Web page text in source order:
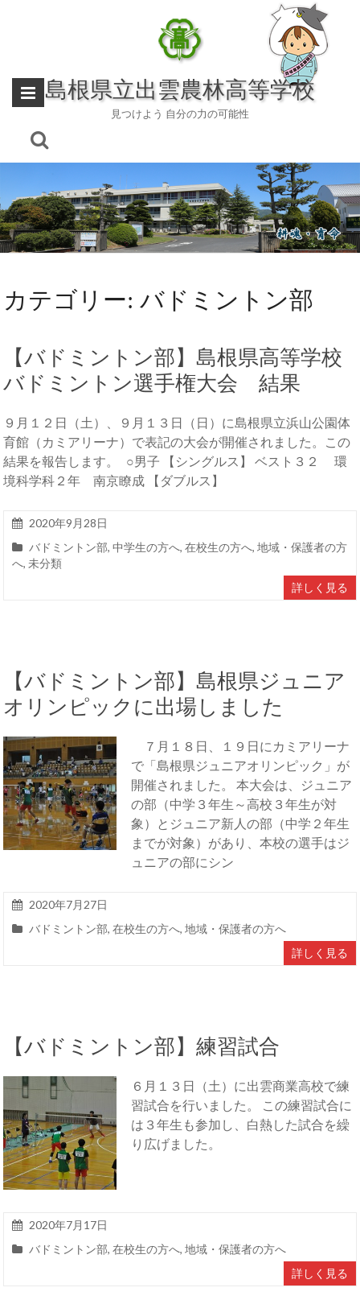
島根県立出雲農林高等学校
見つけよう 自分の力の可能性
カテゴリー:バドミントン部
【バドミントン部】島根県高等学校
バドミントン選手権大会 結果
９月１２日（土）、９月１３日（日）に島根県立浜山公園体
育館（カミアリーナ）で表記の大会が開催されました。この
結果を報告します。 ○男子 【シングルス】 ベスト３２ 環
境科学科２年 南京瞭成 【ダブルス】
2020年9月28日
バドミントン部,中学生の方へ,在校生の方へ,地域・保護者の方
へ, 未分類
詳しく見る
【バドミントン部】島根県ジュニア
オリンピックに出場しました
７月１８日、１９日にカミアリーナ
で「島根県ジュニアオリンピック」が
開催されました。 本大会は、ジュニア
の部（中学３年生～高校３年生が対
象）とジュニア新人の部（中学２年生
までが対象）があり、本校の選手はジ
ュニアの部にシン
2020年7月27日
バドミントン部,在校生の方へ,地域・保護者の方へ
詳しく見る
【バドミントン部】練習試合
６月１３日（土）に出雲商業高校で練
習試合を行いました。 この練習試合に
は３年生も参加し、白熱した試合を繰
り広げました。
2020年7月17日
バドミントン部,在校生の方へ,地域・保護者の方へ
詳しく見る